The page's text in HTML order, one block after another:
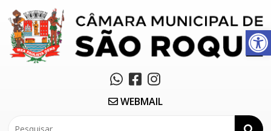
Abrir a barra de ferramentas
WEBMAIL